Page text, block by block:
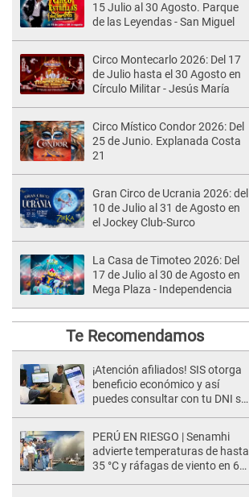
15 Julio al 30 Agosto. Parque
de las Leyendas - San Miguel
Circo Montecarlo 2026: Del 17
de Julio hasta el 30 Agosto en
Círculo Militar - Jesús María
Circo Místico Condor 2026: Del
25 de Junio. Explanada Costa
21
Gran Circo de Ucrania 2026: del
10 de Julio al 31 de Agosto en
el Jockey Club-Surco
La Casa de Timoteo 2026: Del
17 de Julio al 30 de Agosto en
Mega Plaza - Independencia
Te Recomendamos
¡Atención afiliados! SIS otorga
beneficio económico y así
puedes consultar con tu DNI si
PERÚ EN RIESGO | Senamhi
advierte temperaturas de hasta
35 °C y ráfagas de viento en 6